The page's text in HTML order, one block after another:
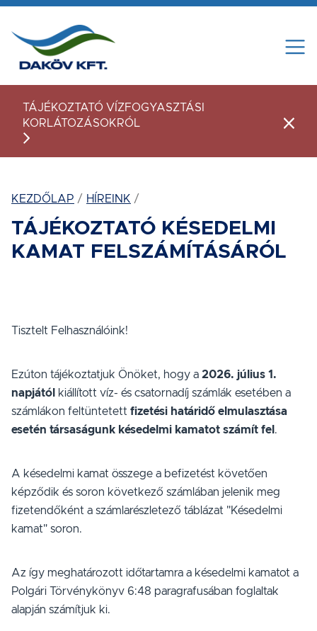
Tovább a tartalomhoz
TÁJÉKOZTATÓ VÍZFOGYASZTÁSI
KORLÁTOZÁSOKRÓL
KEZDŐLAP HÍREINK
TÁJÉKOZTATÓ KÉSEDELMI
KAMAT FELSZÁMÍTÁSÁRÓL
Tisztelt Felhasználóink!
Ezúton tájékoztatjuk Önöket, hogy a 2026. július 1.
napjától
kiállított víz- és csatornadíj számlák esetében a
számlákon feltüntetett fizetési határidő elmulasztása
esetén társaságunk késedelmi kamatot számít fel .
A késedelmi kamat összege a befizetést követően
képződik és soron következő számlában jelenik meg
fizetendőként a számlarészletező táblázat "Késedelmi
kamat" soron.
Az így meghatározott időtartamra a késedelmi kamatot a
Polgári Törvénykönyv 6:48 paragrafusában foglaltak
alapján számítjuk ki.